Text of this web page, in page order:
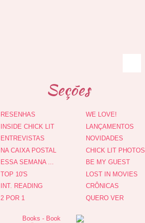
Seções
RESENHAS
INSIDE CHICK LIT
ENTREVISTAS
NA CAIXA POSTAL
ESSA SEMANA ...
TOP 10'S
INT. READING
2 POR 1
WE LOVE!
LANÇAMENTOS
NOVIDADES
CHICK LIT PHOTOS
BE MY GUEST
LOST IN MOVIES
CRÔNICAS
QUERO VER